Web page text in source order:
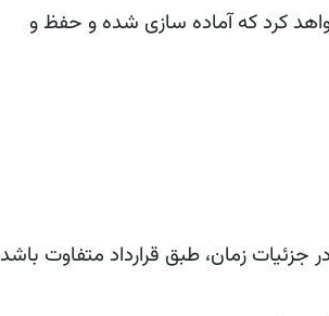
کرد که آماده سازی شده و حفظ و
زمان، طبق قرارداد متفاوت باشد